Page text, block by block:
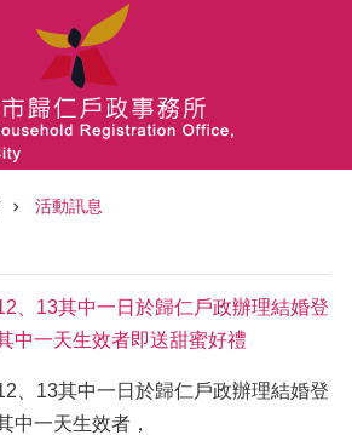
活動訊息
、13其中一日於歸仁戶政辦理結婚登
中一天生效者即送甜蜜好禮
、13其中一日於歸仁戶政辦理結婚登
中一天生效者，